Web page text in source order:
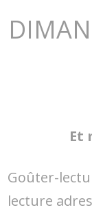
Et
Goûter-
lecture